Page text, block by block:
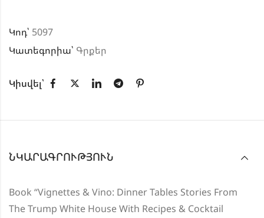
Կոդ՝ 5097
Կատեգորիա՝ Գրքեր
Կիսվել՝
ՆԿԱՐԱԳՐՈՒԹՅՈՒՆ
Book “Vignettes & Vino: Dinner Tables Stories From
The Trump White House With Recipes & Cocktail